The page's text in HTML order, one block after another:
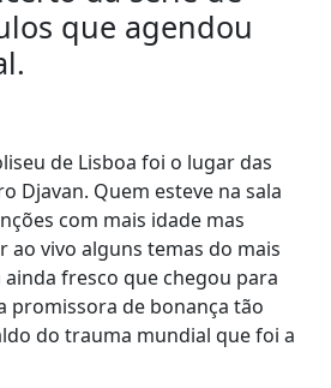
que agendou
de Lisboa foi o lugar das
Djavan. Quem esteve na sala
com mais idade mas
ao vivo alguns temas do mais
fresco que chegou para
promissora de bonança tão
do trauma mundial que foi a